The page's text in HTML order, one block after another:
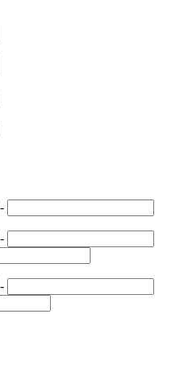
-
-
-